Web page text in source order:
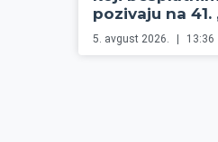
pozivaju na 41.
5. avgust 2026. 13:36